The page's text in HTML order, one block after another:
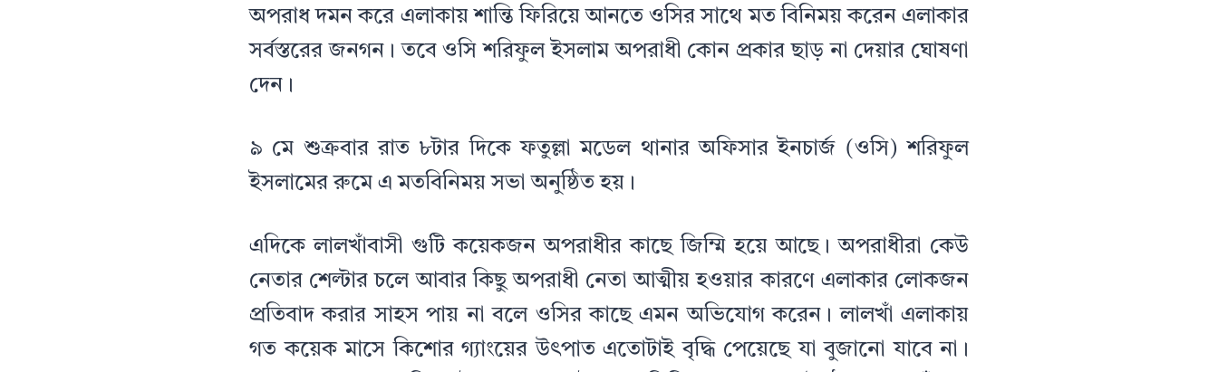
অপরাধ দমন করে এলাকায় শান্তি ফিরিয়ে আনতে ওসির সাথে মত বিনিময় করেন এলাকার
সর্বস্তরের জনগন। তবে ওসি শরিফুল ইসলাম অপরাধী কোন প্রকার ছাড় না দেয়ার ঘোষণা
দেন।
৯ মে শুক্রবার রাত ৮টার দিকে ফতুল্লা মডেল থানার অফিসার ইনচার্জ (ওসি) শরিফুল
ইসলামের রুমে এ মতবিনিময় সভা অনুষ্ঠিত হয়।
এদিকে লালখাঁবাসী গুটি কয়েকজন অপরাধীর কাছে জিম্মি হয়ে আছে। অপরাধীরা কেউ
নেতার শেল্টার চলে আবার কিছু অপরাধী নেতা আত্মীয় হওয়ার কারণে এলাকার লোকজন
প্রতিবাদ করার সাহস পায় না বলে ওসির কাছে এমন অভিযোগ করেন। লালখাঁ এলাকায়
গত কয়েক মাসে কিশোর গ্যাংয়ের উৎপাত এতোটাই বৃদ্ধি পেয়েছে যা বুজানো যাবে না।